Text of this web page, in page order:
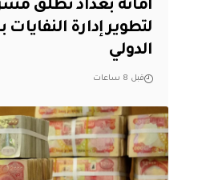
أمانة بغداد تطلق
لتطوير إدارة
الدولي
قبل 8 ساعات